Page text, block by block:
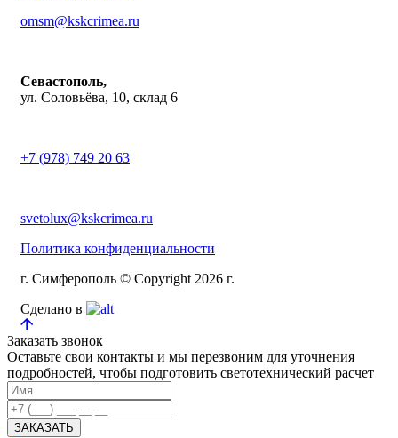
omsm@kskcrimea.ru
Севастополь,
ул. Соловьёва, 10, склад 6
+7 (978) 749 20 63
svetolux@kskcrimea.ru
Политика конфиденциальности
г. Симферополь © Copyright 2026 г.
Сделано в
Заказать звонок
Оставьте свои контакты и мы перезвоним для уточнения
подробностей, чтобы подготовить светотехнический расчет
ЗАКАЗАТЬ